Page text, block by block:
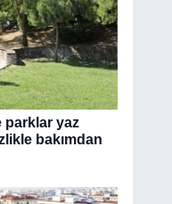
parklar yaz
bakımdan